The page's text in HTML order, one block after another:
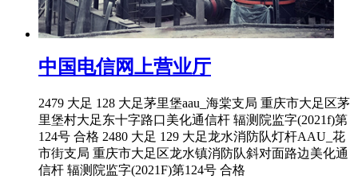
中国电信网上营业厅
2479 大足 128 大足茅里堡aau_海棠支局 重庆市大足区茅
里堡村大足东十字路口美化通信杆 辐测院监字(2021f)第
124号 合格 2480 大足 129 大足龙水消防队灯杆AAU_花
市街支局 重庆市大足区龙水镇消防队斜对面路边美化通
信杆 辐测院监字(2021F)第124号 合格